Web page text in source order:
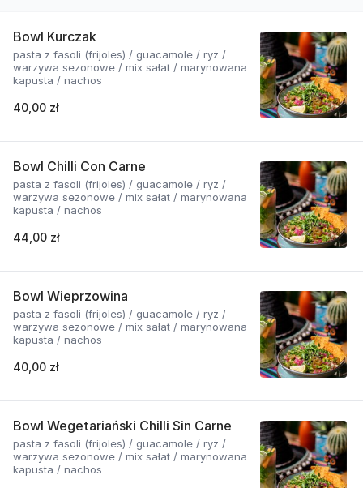
Bowl Kurczak
pasta z fasoli (frijoles) / guacamole / ryż /
warzywa sezonowe / mix sałat / marynowana
kapusta / nachos
40,00 zł
Bowl Chilli Con Carne
pasta z fasoli (frijoles) / guacamole / ryż /
warzywa sezonowe / mix sałat / marynowana
kapusta / nachos
44,00 zł
Bowl Wieprzowina
pasta z fasoli (frijoles) / guacamole / ryż /
warzywa sezonowe / mix sałat / marynowana
kapusta / nachos
40,00 zł
Bowl Wegetariański Chilli Sin Carne
pasta z fasoli (frijoles) / guacamole / ryż /
warzywa sezonowe / mix sałat / marynowana
kapusta / nachos